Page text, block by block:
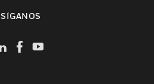
SÍGANOS